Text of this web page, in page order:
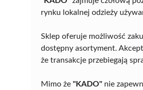
rynku lokalnej odzieży
Sklep oferuje możliwość
dostępny asortyment.
że transakcje przebiegają
Mimo że "KADO" nie